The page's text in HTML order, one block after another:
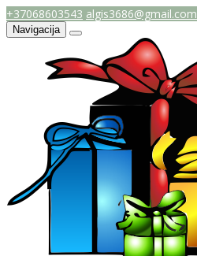
+37068603543 algis3686@gmail.com
Navigacija